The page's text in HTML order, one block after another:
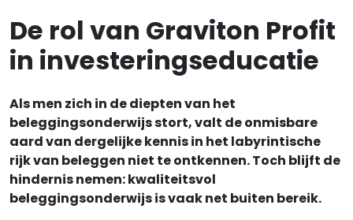
De rol van Graviton Profit
in investeringseducatie
Als men zich in de diepten van het
beleggingsonderwijs stort, valt de onmisbare
aard van dergelijke kennis in het labyrintische
rijk van beleggen niet te ontkennen. Toch blijft de
hindernis nemen: kwaliteitsvol
beleggingsonderwijs is vaak net buiten bereik.